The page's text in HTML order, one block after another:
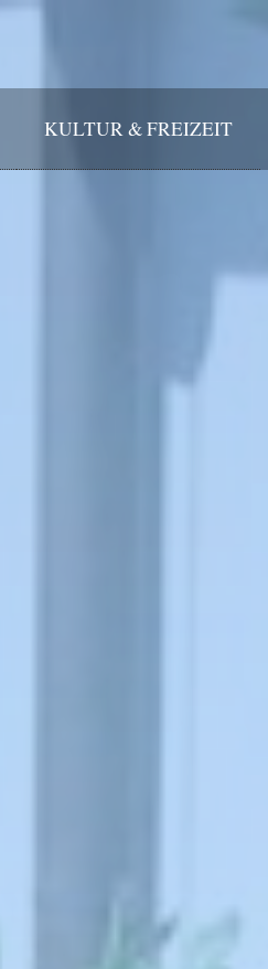
KULTUR & FREIZEIT